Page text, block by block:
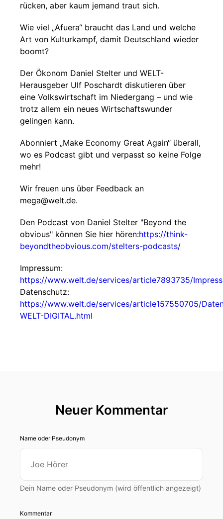
rücken, aber kaum jemand traut sich.
Wie viel „Afuera“ braucht das Land und welche
Art von Kulturkampf, damit Deutschland wieder
boomt?
Der Ökonom Daniel Stelter und WELT-
Herausgeber Ulf Poschardt diskutieren über
eine Volkswirtschaft im Niedergang – und wie
trotz allem ein neues Wirtschaftswunder
gelingen kann.
Abonniert „Make Economy Great Again“ überall,
wo es Podcast gibt und verpasst so keine Folge
mehr!
Wir freuen uns über Feedback an
mega@welt.de.
Den Podcast von Daniel Stelter "Beyond the
obvious" können Sie hier hören:https://think-
beyondtheobvious.com/stelters-podcasts/
Impressum:
https://www.welt.de/services/article7893735/
Datenschutz:
https://www.welt.de/services/article157550705/
WELT-DIGITAL.html
Neuer Kommentar
Name oder Pseudonym
Dein Name oder Pseudonym (wird öffentlich angezeigt)
Kommentar